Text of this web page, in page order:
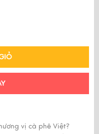
vị cà phê Việt?